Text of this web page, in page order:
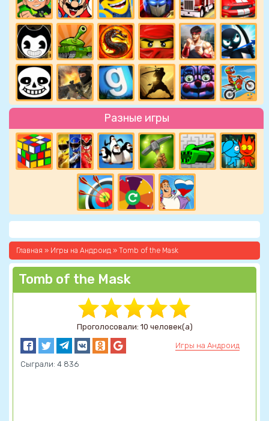
Разные игры
Главная » Игры на Андроид » Tomb of the Mask
Tomb of the Mask
Проголосовали: 10 человек(а)
Игры на Андроид
Сыграли: 4 836